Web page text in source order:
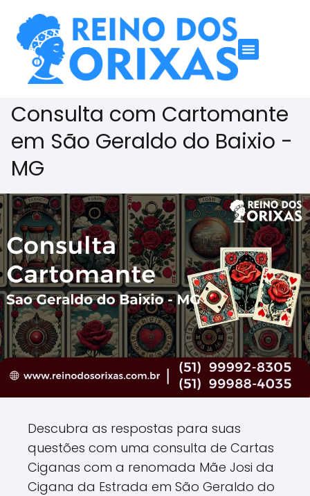
Consulta com Cartomante
em São Geraldo do Baixio -
MG
Descubra as respostas para suas
questões com uma consulta de Cartas
Ciganas com a renomada Mãe Josi da
Cigana da Estrada em São Geraldo do